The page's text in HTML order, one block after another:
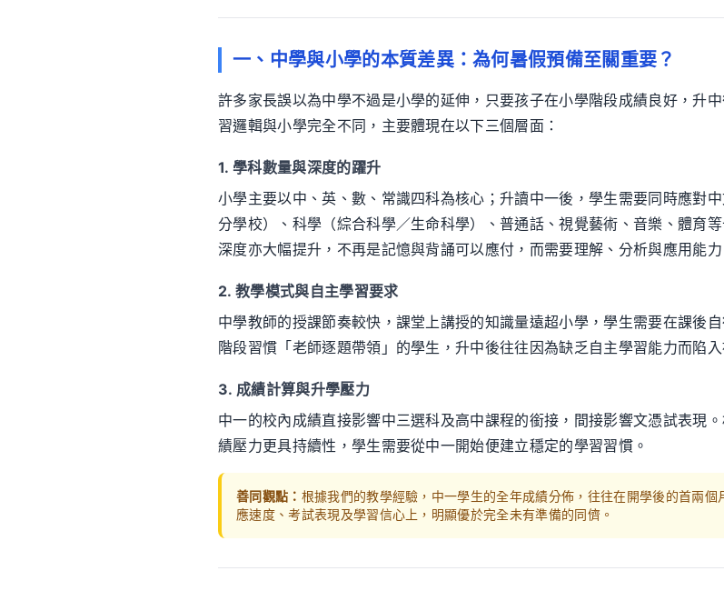
一、中學與小學的本質差異：為何暑假預備至關重要？
許多家長誤以為中學不過是小學的延伸，只要孩子在小學階段成績良好，升
習邏輯與小學完全不同，主要體現在以下三個層面：
1. 學科數量與深度的躍升
小學主要以中、英、數、常識四科為核心；升讀中一後，學生需要同時應對
分學校）、科學（綜合科學／生命科學）、普通話、視覺藝術、音樂、體育
深度亦大幅提升，不再是記憶與背誦可以應付，而需要理解、分析與應用能力
2. 教學模式與自主學習要求
中學教師的授課節奏較快，課堂上講授的知識量遠超小學，學生需要在課後
階段習慣「老師逐題帶領」的學生，升中後往往因為缺乏自主學習能力而陷入
3. 成績計算與升學壓力
中一的校內成績直接影響中三選科及高中課程的銜接，間接影響文憑試表現
績壓力更具持續性，學生需要從中一開始便建立穩定的學習習慣。
善同觀點： 根據我們的教學經驗，中一學生的全年成績分佈，往往在開學後的首兩
應速度、考試表現及學習信心上，明顯優於完全未有準備的同儕。